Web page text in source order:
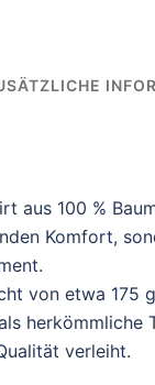
aus 100 %
Komfort,
von etwa 175
herkömmliche
verleiht.